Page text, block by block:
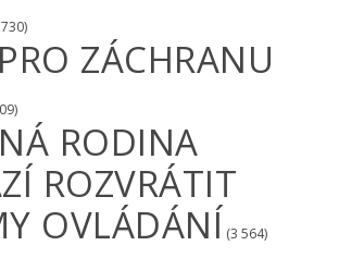
ZÁCHRANU
RODINA
ROZVRÁTIT
OVLÁDÁNÍ (3 564)